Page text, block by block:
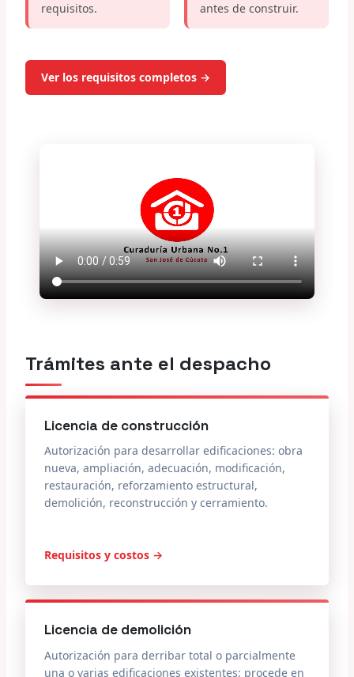
requisitos.
antes de construir.
Ver los requisitos completos →
Trámites ante el despacho
Licencia de construcción
Autorización para desarrollar edificaciones: obra
nueva, ampliación, adecuación, modificación,
restauración, reforzamiento estructural,
demolición, reconstrucción y cerramiento.
Requisitos y costos →
Licencia de demolición
Autorización para derribar total o parcialmente
una o varias edificaciones existentes; procede en